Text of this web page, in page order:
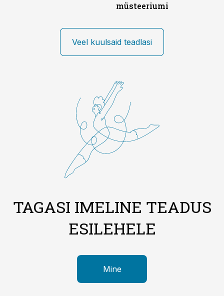
müsteeriumi
Veel kuulsaid teadlasi
TAGASI IMELINE TEADUS
ESILEHELE
Mine